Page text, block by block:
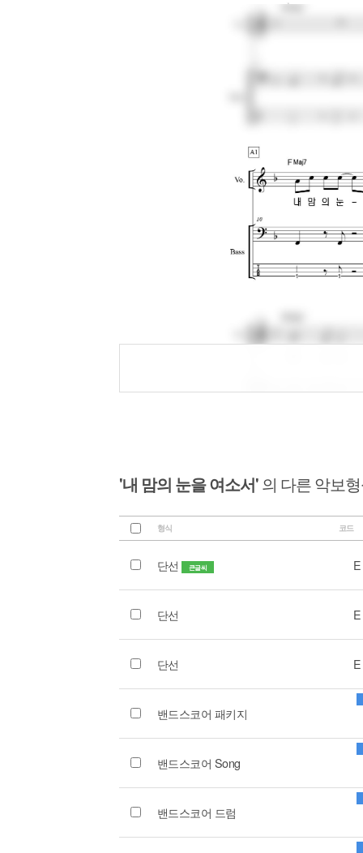
'내 맘의 눈을 여소서'의 다른 악보
형식 코드
단선 큰글씨
단선
단선
밴드스코어 패키지
밴드스코어 Song
밴드스코어 드럼